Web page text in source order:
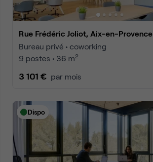
Rue Frédéric Joliot, Aix-en-Provence
Bureau privé • coworking
9 postes • 36 m2
3 101 € par mois
Dispo